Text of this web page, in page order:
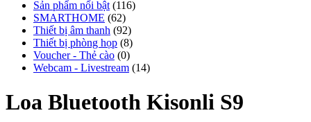
Sản phẩm nổi bật (116)
SMARTHOME (62)
Thiết bị âm thanh (92)
Thiết bị phòng họp (8)
Voucher - Thẻ cào (0)
Webcam - Livestream (14)
Loa Bluetooth Kisonli S9